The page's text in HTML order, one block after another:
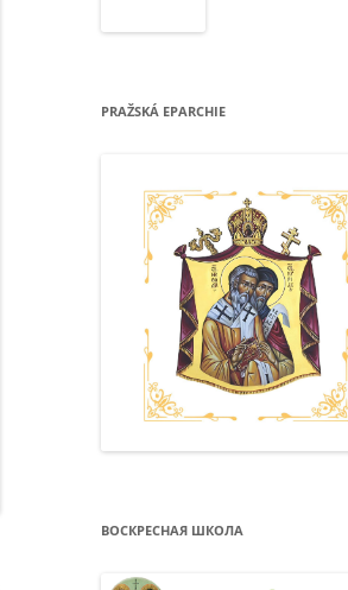
PRAŽSKÁ EPARCHIE
ВОСКРЕСНАЯ ШКОЛА